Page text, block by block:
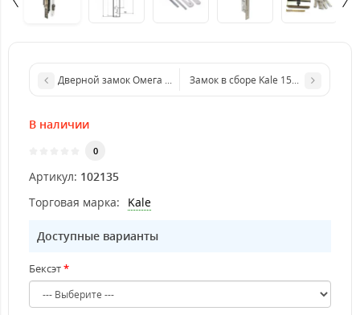
Дверной замок Омега ЗВ9.1 (комплект)
Замок в сборе Kale
В наличии
0
Артикул: 102135
Торговая марка:
Kale
Доступные варианты
Бексэт